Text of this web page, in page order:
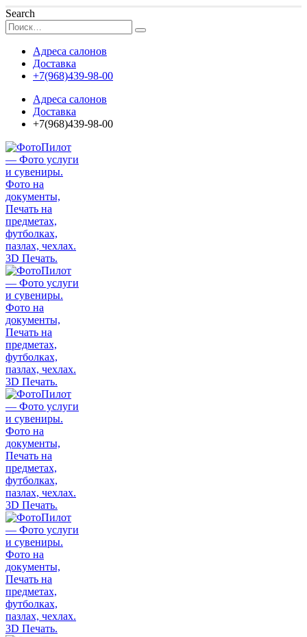
Search
Адреса салонов
Доставка
+7(968)439-98-00
Адреса салонов
Доставка
+7(968)439-98-00